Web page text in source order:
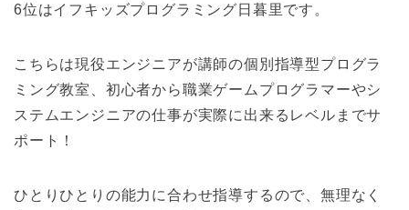
6位はイフキッズプログラミング日暮里です。
こちらは現役エンジニアが講師の個別指導型プログラ
ミング教室、初心者から職業ゲームプログラマーやシ
ステムエンジニアの仕事が実際に出来るレベルまでサ
ポート！
ひとりひとりの能力に合わせ指導するので、無理なく